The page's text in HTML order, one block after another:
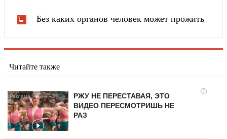
Без каких органов человек может прожить
Читайте также
i
РЖУ НЕ ПЕРЕСТАВАЯ, ЭТО
ВИДЕО ПЕРЕСМОТРИШЬ НЕ
РАЗ